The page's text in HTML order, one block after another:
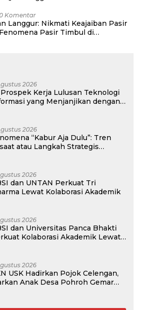
Komentar
Langgur: Nikmati Keajaiban Pasir
Pasir Timbul di
2026
Prospek Kerja Lulusan Teknologi
yang Menjanjikan dengan
2026
“Kabur Aja Dulu”: Tren
atau Langkah Strategis
2026
dan UNTAN Perkuat Tri
Lewat Kolaborasi Akademik
2026
dan Universitas Panca Bhakti
Kolaborasi Akademik Lewat
2026
USK Hadirkan Pojok Celengan,
Anak Desa Pohroh Gemar